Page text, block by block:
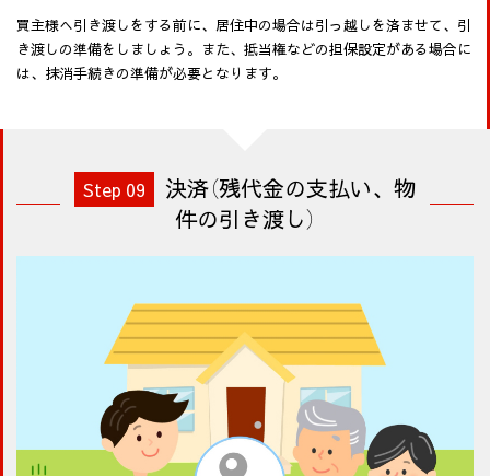
買主様へ引き渡しをする前に、居住中の場合は引っ越しを済ませて、引
き渡しの準備をしましょう。また、抵当権などの担保設定がある場合に
は、抹消手続きの準備が必要となります。
Step 09
決済（残代金の支払い、物
件の引き渡し）